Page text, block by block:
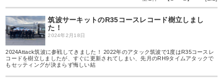
筑波サーキットのR35コースレコード樹立しまし
た！
2024年2月18日
2024Attack筑波に参戦してきました！ 2022年のアタック筑波で1度はR35コースレ
コードを樹立しましたが、すぐに更新されてしまい、先月のRH9タイムアタックで
もセッティングが決まらず悔しい結